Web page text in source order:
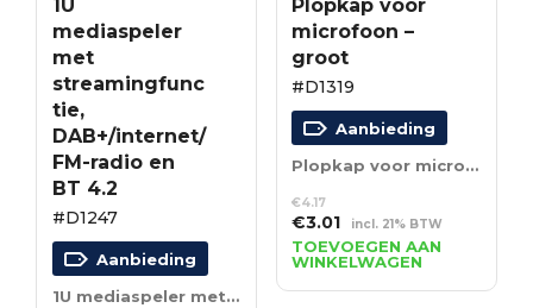
1U
mediaspeler
met
streamingfunc
tie,
DAB+/internet/
FM-radio en
BT 4.2
#D1247
Aanbieding
1U mediaspeler met streamingfunctie, DAB+/internet/FM-radio en BT 4.2
Plopkap voor
microfoon –
groot
#D1319
Aanbieding
Plopkap voor microfoon – groot
€4.17
Oorspronkelijke
prijs
was:
€4.17.
€3.01Huidige
prijs
is:
€3.01.
incl. 21% BTW
TOEVOEGEN AAN
WINKELWAGEN